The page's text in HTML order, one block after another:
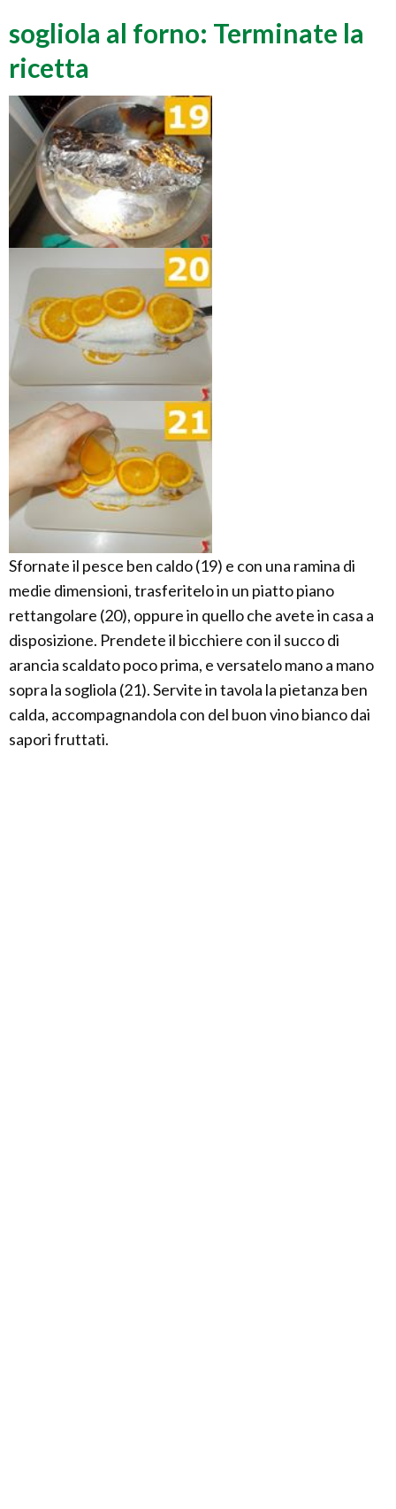
sogliola al forno: Terminate la
ricetta
Sfornate il pesce ben caldo (19) e con una ramina di
medie dimensioni, trasferitelo in un piatto piano
rettangolare (20), oppure in quello che avete in casa a
disposizione. Prendete il bicchiere con il succo di
arancia scaldato poco prima, e versatelo mano a mano
sopra la sogliola (21). Servite in tavola la pietanza ben
calda, accompagnandola con del buon vino bianco dai
sapori fruttati.